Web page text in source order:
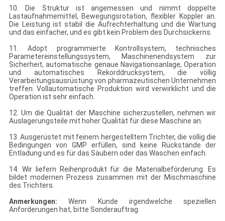
10. Die Struktur ist angemessen und nimmt doppelte
Lastaufnahmemittel, Bewegungsrotation, flexibler Koppler an.
Die Leistung ist stabil die Aufrechterhaltung und die Wartung
und das einfacher, und es gibt kein Problem des Durchsickerns.
11. Adopt programmierte Kontrollsystem, technisches
Parametereinstellungssystem, Maschinenendsystem zur
Sicherheit, automatische genaue Navigationsanlage, Operation
und automatisches Rekorddrucksystem, die völlig
Verarbeitungsausrüstung von pharmazeutischen Unternehmen
treffen. Vollautomatische Produktion wird verwirklicht und die
Operation ist sehr einfach.
12. Um die Qualität der Maschine sicherzustellen, nehmen wir
Auslagerungsteile mit hoher Qualität für diese Maschine an.
13. Ausgerüstet mit feinem hergestelltem Trichter, die völlig die
Bedingungen von GMP erfüllen, sind keine Rückstände der
Entladung und es für das Säubern oder das Waschen einfach.
14. Wir liefern Reihenprodukt für die Materialbeförderung. Es
bildet modernen Prozess zusammen mit der Mischmaschine
des Trichters.
Anmerkungen: Wenn Kunde irgendwelche speziellen
Anforderungen hat, bitte Sonderauftrag.